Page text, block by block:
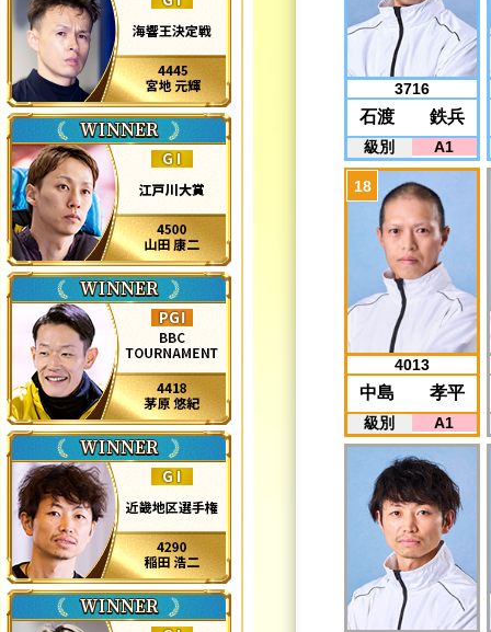
3716
石渡 鉄兵
級別 A1
4013
中島 孝平
級別 A1